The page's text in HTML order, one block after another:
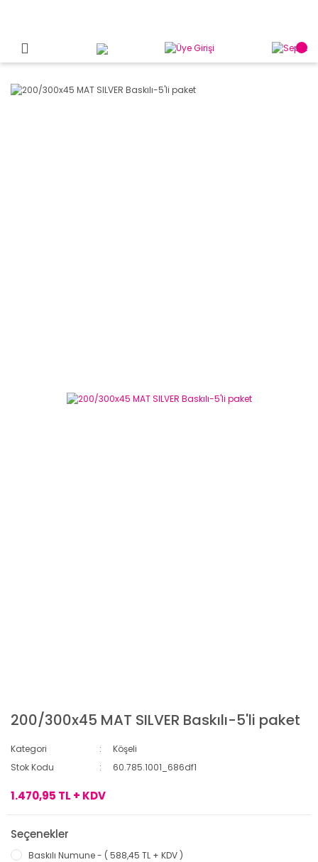
200/300x45 MAT SILVER Baskılı-5'li paket
Kategori
Köşeli
Stok Kodu
60.785.1001_686df1
1.470,95 TL + KDV
Seçenekler
Baskılı Numune - ( 588,45 TL + KDV )